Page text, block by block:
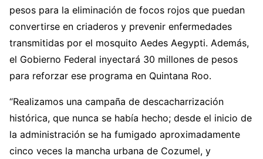
pesos para la eliminación de focos rojos que puedan
convertirse en criaderos y prevenir enfermedades
transmitidas por el mosquito Aedes Aegypti. Además,
el Gobierno Federal inyectará 30 millones de pesos
para reforzar ese programa en Quintana Roo.
“Realizamos una campaña de descacharrización
histórica, que nunca se había hecho; desde el inicio de
la administración se ha fumigado aproximadamente
cinco veces la mancha urbana de Cozumel, y